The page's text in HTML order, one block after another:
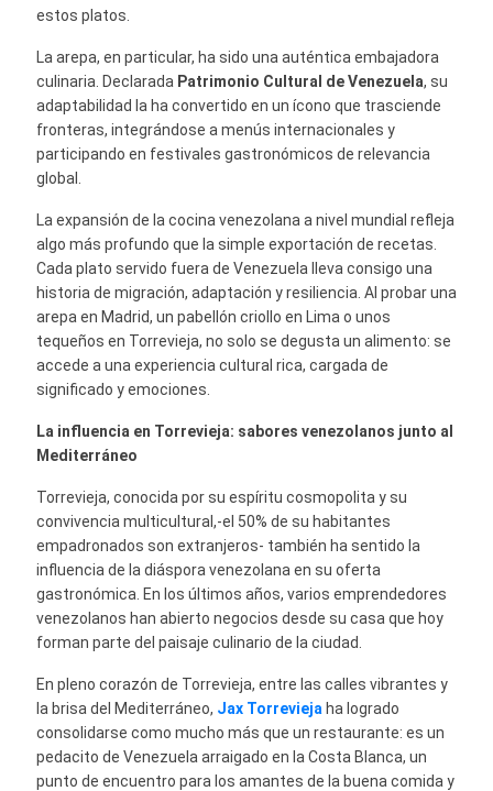
estos platos.
La arepa, en particular, ha sido una auténtica embajadora
culinaria. Declarada Patrimonio Cultural de Venezuela, su
adaptabilidad la ha convertido en un ícono que trasciende
fronteras, integrándose a menús internacionales y
participando en festivales gastronómicos de relevancia
global.
La expansión de la cocina venezolana a nivel mundial refleja
algo más profundo que la simple exportación de recetas.
Cada plato servido fuera de Venezuela lleva consigo una
historia de migración, adaptación y resiliencia. Al probar una
arepa en Madrid, un pabellón criollo en Lima o unos
tequeños en Torrevieja, no solo se degusta un alimento: se
accede a una experiencia cultural rica, cargada de
significado y emociones.
La influencia en Torrevieja: sabores venezolanos junto al
Mediterráneo
Torrevieja, conocida por su espíritu cosmopolita y su
convivencia multicultural,-el 50% de su habitantes
empadronados son extranjeros- también ha sentido la
influencia de la diáspora venezolana en su oferta
gastronómica. En los últimos años, varios emprendedores
venezolanos han abierto negocios desde su casa que hoy
forman parte del paisaje culinario de la ciudad.
En pleno corazón de Torrevieja, entre las calles vibrantes y
la brisa del Mediterráneo, Jax Torrevieja ha logrado
consolidarse como mucho más que un restaurante: es un
pedacito de Venezuela arraigado en la Costa Blanca, un
punto de encuentro para los amantes de la buena comida y